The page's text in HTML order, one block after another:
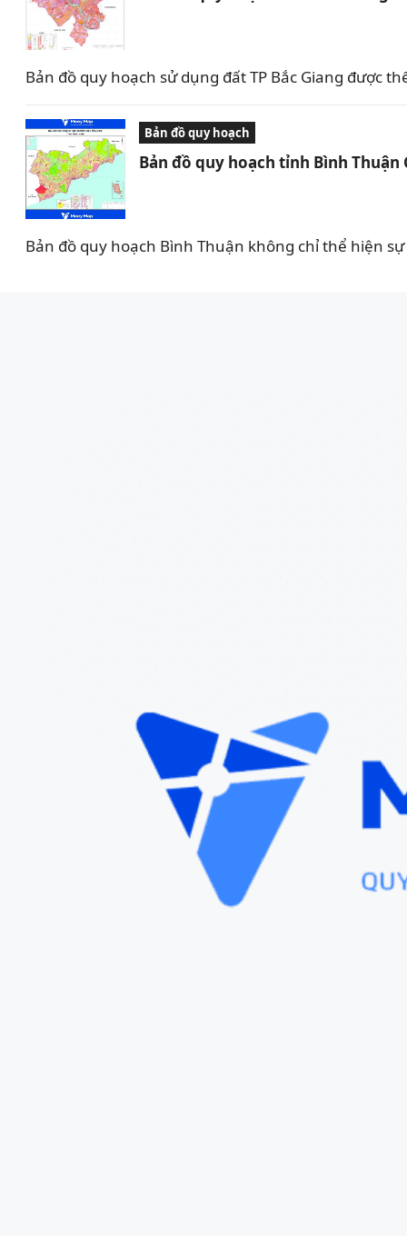
Bản đồ quy hoạch sử dụng đất TP Bắc Giang được
Bản đồ quy hoạch
Bản đồ quy hoạch tỉnh Bình Thuận
Bản đồ quy hoạch Bình Thuận không chỉ thể hiện